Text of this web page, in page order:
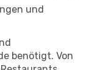
und
benötigt. Von